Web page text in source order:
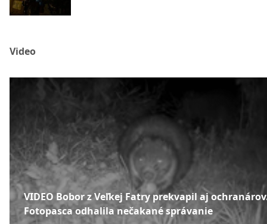
Video
VIDEO Bobor z Veľkej Fatry prekvapil aj
Fotopasca odhalila nečakané správanie